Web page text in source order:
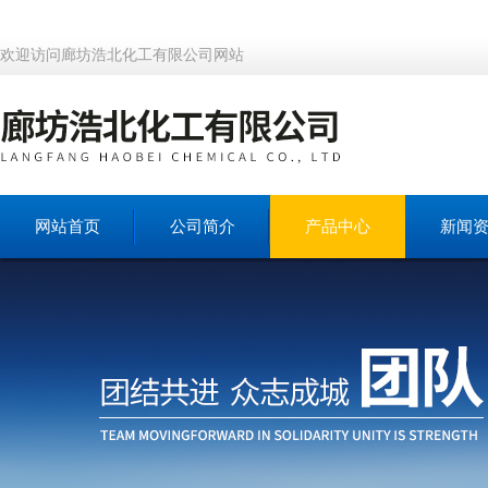
欢迎访问廊坊浩北化工有限公司网站
网站首页 公司简介 产品中心 新闻